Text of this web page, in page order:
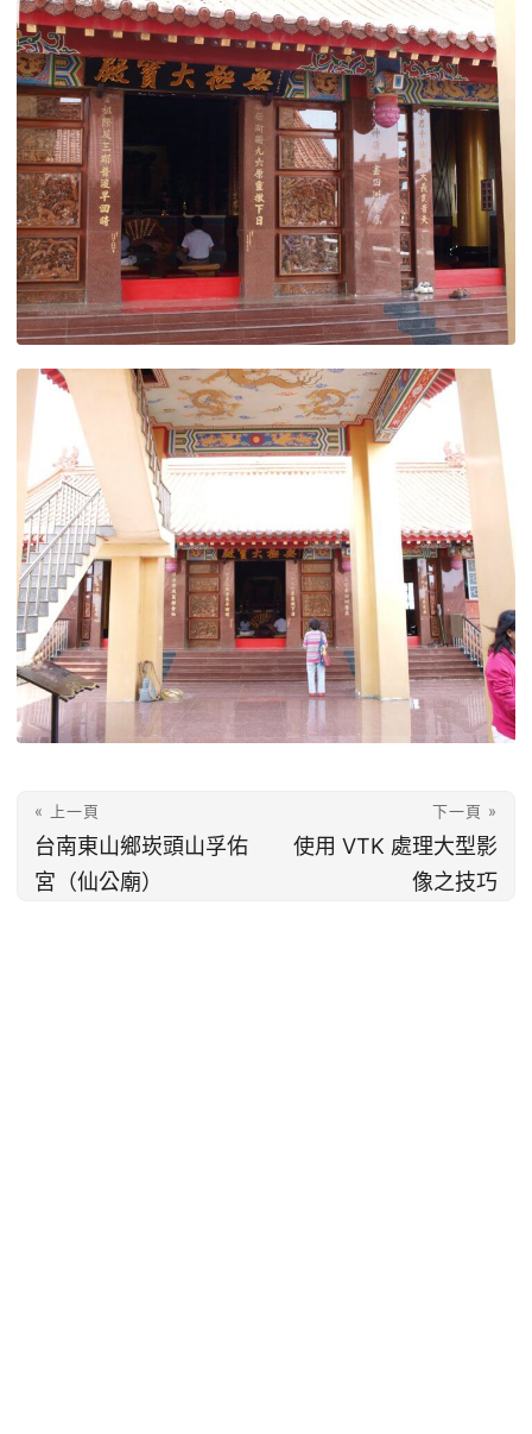
« 上一頁
台南東山鄉崁頭山孚佑
宮（仙公廟）
下一頁 »
使用 VTK 處理大型影
像之技巧